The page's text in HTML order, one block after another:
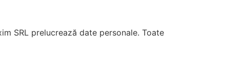
SRL prelucrează date personale. Toate